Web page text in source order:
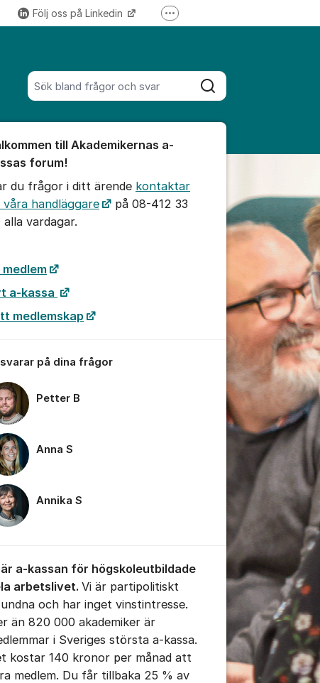
Sök bland alla inlägg
Sök
Följ oss på Linkedin Fler supportlänkar
kommentaren
för inlägg/kommentar
för inlägg/kommentar
till Akademikernas a-
forum!
du frågor i ditt ärende kontaktar
våra handläggare
på 08-412 33
alla vardagar.
medlem
a-kassa
medlemskap
på dina frågor
Petter B
Anna S
Annika S
a-kassan för högskoleutbildade
arbetslivet. Vi är partipolitiskt
och har inget vinstintresse.
än 820 000 akademiker är
i Sveriges största a-kassa.
kostar 140 kronor per månad att
medlem. Du får tillbaka 25 % av